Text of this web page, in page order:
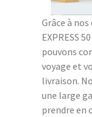
Grâce à
EXPRESS
pouvons
voyage et
livraison.
une large
prendre en